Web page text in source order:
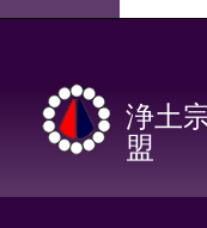
浄土
盟